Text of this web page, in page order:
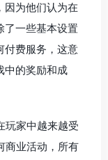
因为他们认为在
了一些基本设置
付费服务，这意
中的奖励和成
玩家中越来越受
商业活动，所有